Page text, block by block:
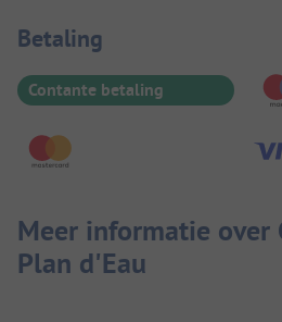
Betaalinformatie
Betaling
Contante betaling
Meer informatie over
Plan d'Eau